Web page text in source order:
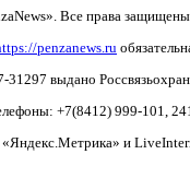
Все права
penzanews.ru
выдано
+7(8412) 999-101,
«Яндекс.Метрика» и